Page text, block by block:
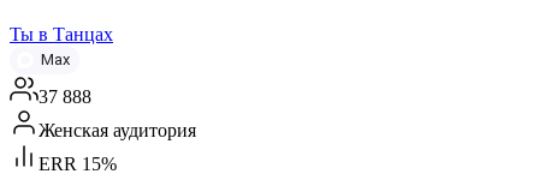
Ты в Танцах
Max
37 888
Женская аудитория
ERR 15%